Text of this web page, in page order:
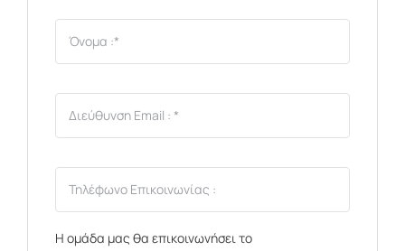
Η ομάδα μας θα επικοινωνήσει το